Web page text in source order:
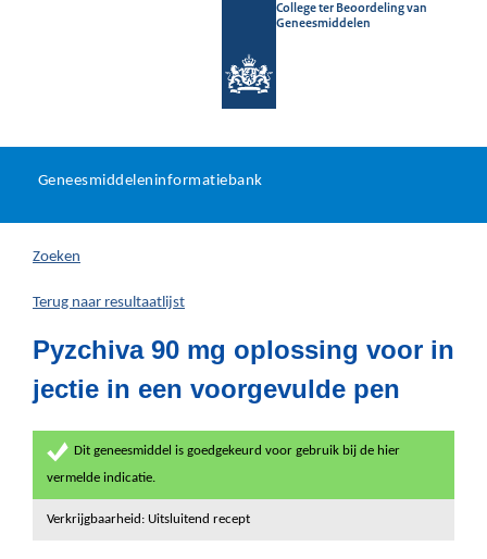
College ter Beoordeling van
Geneesmiddelen
U
hier:
Geneesmiddeleninformatiebank
Zoeken
Terug naar resultaatlijst
Pyzchiva 90 mg oplossing voor in
jectie in een voorgevulde pen
Dit geneesmiddel is goedgekeurd voor gebruik bij de hier
vermelde indicatie.
Verkrijgbaarheid: Uitsluitend recept